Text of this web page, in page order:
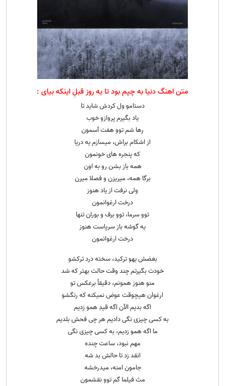
متن اهنگ دنیا به چپم بود تا یه روز قبلِ اینکه بیای :
دستامو ول کردش شاید تا
یاد بگیرم پروازو خوب
رها شم توو هفت آسمون
از اشکام براش، میسازم یه دریا
که پنجره های خونمون
همه باز بشن رو به اون
برگا همه، میریزن و فصلا میرن
ولی نرفت از یاد هنوز
درخت ارغوانمون
توو سرما، توو برف و بوران تنها
یه گوشه باز سرپاست هنوز
درخت ارغوانمون
بغضش یهو ترکید، سخته درد ترکشو
خودت بگیرتم چند وقت حالت بهتر که شد
منو هنوز همونم، دقیقاً برعکس تو
ارغوان هیچوقت عوض نمیکنه که رنگشو
اگه بدیم الآن اگه قیدِ همو زدیم
به کسی چیزی نگی دادیم هر چی فحش بلدیم
ما اگه همو زدیم، به کسی چیزی نگی
مهم نبود، ساعت چنده
انقد زد تا حالش بد شه
جامون امنه، میدرخشه
مث فیلما گم توو نقشمون